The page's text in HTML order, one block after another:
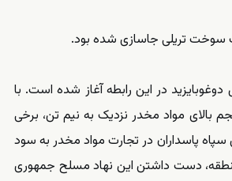
سوخت تریلی جاسازی شده بود.
در این رابطه آغاز شده است. با
بالای مواد مخدر نزدیک به نیم تن، برخی
سپاه پاسداران در تجارت مواد مخدر به سود
دست داشتن این نهاد مسلح جمهوری